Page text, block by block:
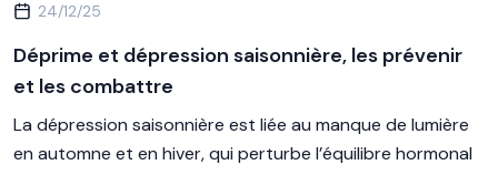
24/12/25
Déprime et dépression saisonnière, les prévenir
et les combattre
La dépression saisonnière est liée au manque de lumière
en automne et en hiver, qui perturbe l’équilibre hormonal